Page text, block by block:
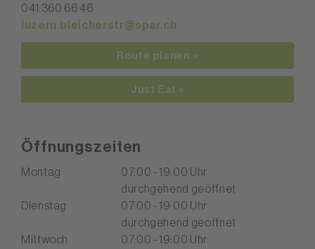
041 360 66 46
luzern.bleicherstr@spar.ch
Route planen »
Just Eat »
Öffnungszeiten
Montag
07:00 - 19:00 Uhr
durchgehend geöffnet
Dienstag
07:00 - 19:00 Uhr
durchgehend geöffnet
Mittwoch
07:00 - 19:00 Uhr